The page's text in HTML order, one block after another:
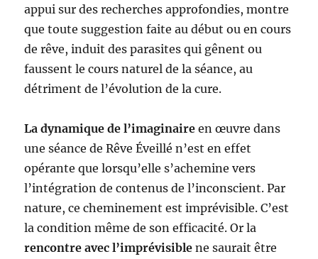
appui sur des recherches approfondies, montre
que toute suggestion faite au début ou en cours
de rêve, induit des parasites qui gênent ou
faussent le cours naturel de la séance, au
détriment de l’évolution de la cure.
La dynamique de l’imaginaire en œuvre dans
une séance de Rêve Éveillé n’est en effet
opérante que lorsqu’elle s’achemine vers
l’intégration de contenus de l’inconscient. Par
nature, ce cheminement est imprévisible. C’est
la condition même de son efficacité. Or la
rencontre avec l’imprévisible ne saurait être